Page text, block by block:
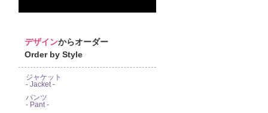
デザインからオーダー
Order by Style
ジャケット
- Jacket -
パンツ
- Pant -